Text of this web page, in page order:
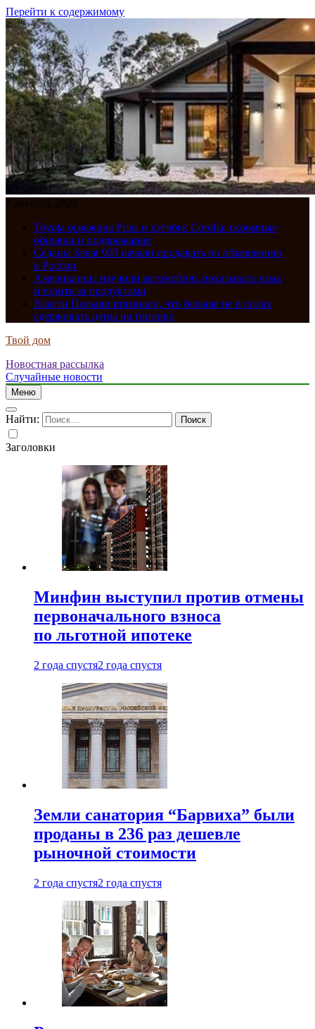
Перейти к содержимому
7 августа, 2026
Toyota освежила Prius и хэтчбек Corolla: скромные
обновки и подорожание
Седаны Senat 900 начали продавать по объявлению
в России
Американцы научили автомобиль показывать язык
и ездить за продуктами
Власти Польши признали, что больше не в силах
сдерживать цены на топливо
Твой дом
Новостная рассылка
Случайные новости
Меню
Найти:
Заголовки
Минфин выступил против отмены
первоначального взноса
по льготной ипотеке
2 года спустя2 года спустя
Земли санатория “Барвиха” были
проданы в 236 раз дешевле
рыночной стоимости
2 года спустя2 года спустя